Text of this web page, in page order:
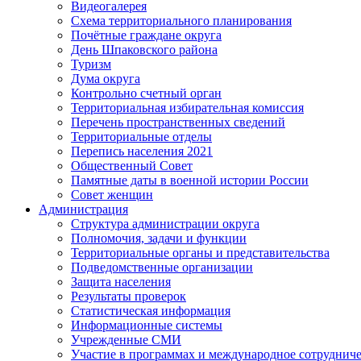
Видеогалерея
Схема территориального планирования
Почётные граждане округа
День Шпаковского района
Туризм
Дума округа
Контрольно счетный орган
Территориальная избирательная комиссия
Перечень пространственных сведений
Территориальные отделы
Перепись населения 2021
Общественный Совет
Памятные даты в военной истории России
Совет женщин
Администрация
Структура администрации округа
Полномочия, задачи и функции
Территориальные органы и представительства
Подведомственные организации
Защита населения
Результаты проверок
Статистическая информация
Информационные системы
Учрежденные СМИ
Участие в программах и международное